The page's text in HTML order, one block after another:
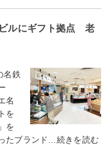
ルにギフト拠点 老
名鉄
名
を
を
たブランド…続きを読む